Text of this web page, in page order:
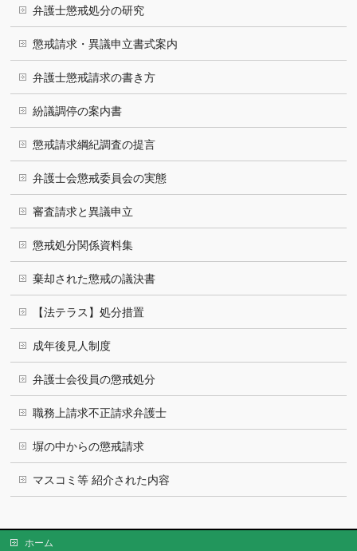
弁護士懲戒処分の研究
懲戒請求・異議申立書式案内
弁護士懲戒請求の書き方
紛議調停の案内書
懲戒請求綱紀調査の提言
弁護士会懲戒委員会の実態
審査請求と異議申立
懲戒処分関係資料集
棄却された懲戒の議決書
【法テラス】処分措置
成年後見人制度
弁護士会役員の懲戒処分
職務上請求不正請求弁護士
塀の中からの懲戒請求
マスコミ等 紹介された内容
ホーム